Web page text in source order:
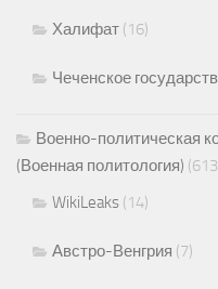
Халифат (16)
Чеченское
Военно-политическая
(Военная политология)
WikiLeaks (14)
Австро-Венгрия (7)